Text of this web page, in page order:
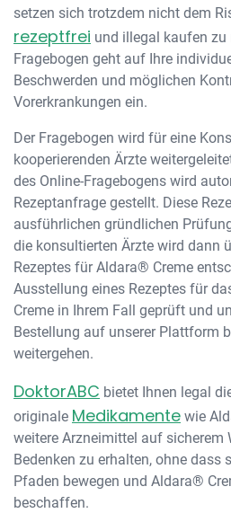
setzen sich trotzdem nicht dem
rezeptfrei und illegal kaufen zu
Fragebogen geht auf Ihre
Beschwerden und möglichen
Vorerkrankungen ein.
Der Fragebogen wird für eine
kooperierenden Ärzte
des Online-Fragebogens wird
Rezeptanfrage gestellt. Diese
ausführlichen gründlichen
die konsultierten Ärzte wird dann
Rezeptes für Aldara® Creme
Ausstellung eines Rezeptes für
Creme in Ihrem Fall geprüft und
Bestellung auf unserer Plattform
weitergehen.
DoktorABC bietet Ihnen legal
originale Medikamente wie
weitere Arzneimittel auf sicherem
Bedenken zu erhalten, ohne dass
Pfaden bewegen und Aldara®
beschaffen.